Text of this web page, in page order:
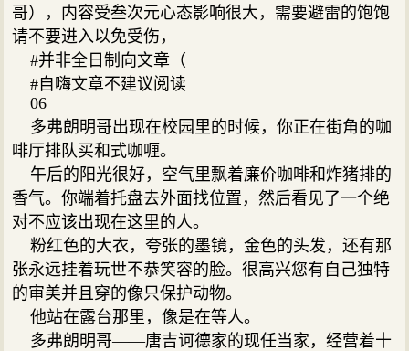
哥），内容受叁次元心态影响很大，需要避雷的饱饱
请不要进入以免受伤，
#并非全日制向文章（
#自嗨文章不建议阅读
06
多弗朗明哥出现在校园里的时候，你正在街角的咖
啡厅排队买和式咖喱。
午后的阳光很好，空气里飘着廉价咖啡和炸猪排的
香气。你端着托盘去外面找位置，然后看见了一个绝
对不应该出现在这里的人。
粉红色的大衣，夸张的墨镜，金色的头发，还有那
张永远挂着玩世不恭笑容的脸。很高兴您有自己独特
的审美并且穿的像只保护动物。
他站在露台那里，像是在等人。
多弗朗明哥——唐吉诃德家的现任当家，经营着十